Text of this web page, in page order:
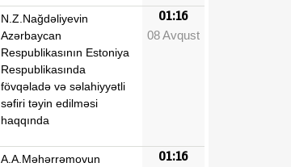
N.Z.Nağdəliyevin
Azərbaycan
Respublikasının Estoniya
Respublikasında
fövqəladə və səlahiyyətli
səfiri təyin edilməsi
haqqında
01:16
08 Avqust
A.A.Məhərrəmovun
01:16